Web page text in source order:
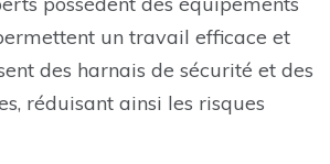
un travail efficace et
des harnais de sécurité et des
réduisant ainsi les risques